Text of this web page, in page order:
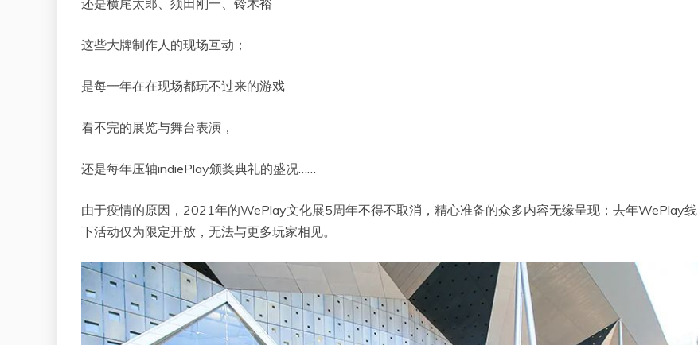
这些大牌制作人的现场互动；
是每一年在在现场都玩不过来的游戏
看不完的展览与舞台表演，
还是每年压轴indiePlay颁奖典礼的盛况……
由于疫情的原因，2021年的WePlay文化展5周年不得不取消，精心准备的众多内容无缘呈现；去年WePlay线
下活动仅为限定开放，无法与更多玩家相见。